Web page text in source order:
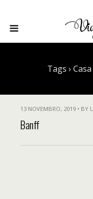
Tags ›
13 NOVEMBRO, 2019 • BY
Banff